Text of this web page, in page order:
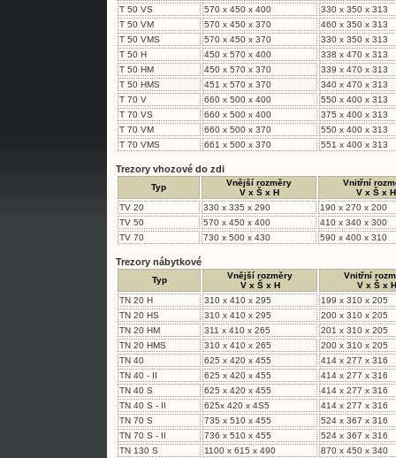
T 50 VS
570 x 450 x 400
330 x 350 x 313
T 50 VM
570 x 450 x 370
460 x 350 x 313
T 50 VMS
570 x 450 x 370
330 x 350 x 313
T 50 H
450 x 570 x 400
338 x 470 x 313
T 50 HM
450 x 570 x 370
339 x 470 x 313
T 50 HMS
451 x 570 x 370
340 x 470 x 313
T 70 V
660 x 500 x 400
550 x 400 x 313
T 70 VS
660 x 500 x 400
375 x 400 x 313
T 70 VM
660 x 500 x 370
550 x 400 x 313
T 70 VMS
661 x 500 x 370 551 x 400 x 313
Trezory vhozové do zdi
Typ
Vnější rozměry
V x Š x H
Vnitřní
V x Š x H
TV 20
330 x 335 x 290
190 x 270 x 200
TV 50
570 x 450 x 400
410 x 340 x 300
TV 70
730 x 500 x 430 590 x 400 x 310
Trezory nábytkové
Typ
Vnější rozměry
V x Š x H
Vnitřní
V x Š x H
TN 20 H
310 x 410 x 295
199 x 310 x 205
TN 20 HS
310 x 410 x 295
200 x 310 x 205
TN 20 HM
311 x 410 x 265
201 x 310 x 205
TN 20 HMS
310 x 410 x 265
200 x 310 x 205
TN 40
625 x 420 x 455
414 x 277 x 316
TN 40 - II
625 x 420 x 455
414 x 277 x 316
TN 40 S
625 x 420 x 455
414 x 277 x 316
TN 40 S - II
625x 420 x 4S5
414 x 277 x 316
TN 70 S
735 x 510 x 455
524 x 367 x 316
TN 70 S - II
736 x 510 x 455
524 x 367 x 316
TN 130 S
1100 x 615 x 490
870 x 450 x 340